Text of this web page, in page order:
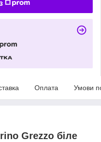
Оплата Умови
Grezzo біле